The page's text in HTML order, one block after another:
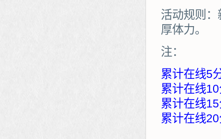
活动规则
厚体力。
注：
累计在线5
累计在线
累计在线
累计在线